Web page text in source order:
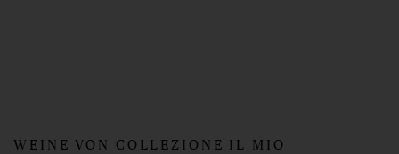
WEINE VON COLLEZIONE IL MIO